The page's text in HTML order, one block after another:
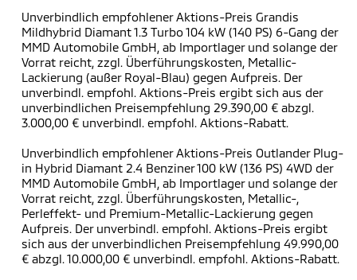
Unverbindlich empfohlener Aktions-Preis Grandis
Mildhybrid Diamant 1.3 Turbo 104 kW (140 PS) 6-Gang der
MMD Automobile GmbH, ab Importlager und solange der
Vorrat reicht, zzgl. Überführungskosten, Metallic-
Lackierung (außer Royal-Blau) gegen Aufpreis. Der
unverbindl. empfohl. Aktions-Preis ergibt sich aus der
unverbindlichen Preisempfehlung 29.390,00 € abzgl.
3.000,00 € unverbindl. empfohl. Aktions-Rabatt.
Unverbindlich empfohlener Aktions-Preis Outlander Plug-
in Hybrid Diamant 2.4 Benziner 100 kW (136 PS) 4WD der
MMD Automobile GmbH, ab Importlager und solange der
Vorrat reicht, zzgl. Überführungskosten, Metallic-,
Perleffekt- und Premium-Metallic-Lackierung gegen
Aufpreis. Der unverbindl. empfohl. Aktions-Preis ergibt
sich aus der unverbindlichen Preisempfehlung 49.990,00
€ abzgl. 10.000,00 € unverbindl. empfohl. Aktions-Rabatt.